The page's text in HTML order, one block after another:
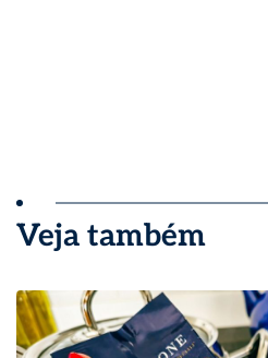
Veja também